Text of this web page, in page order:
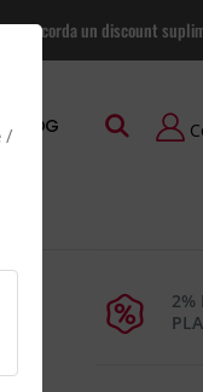
acorda un discount
BLOG
2%
/